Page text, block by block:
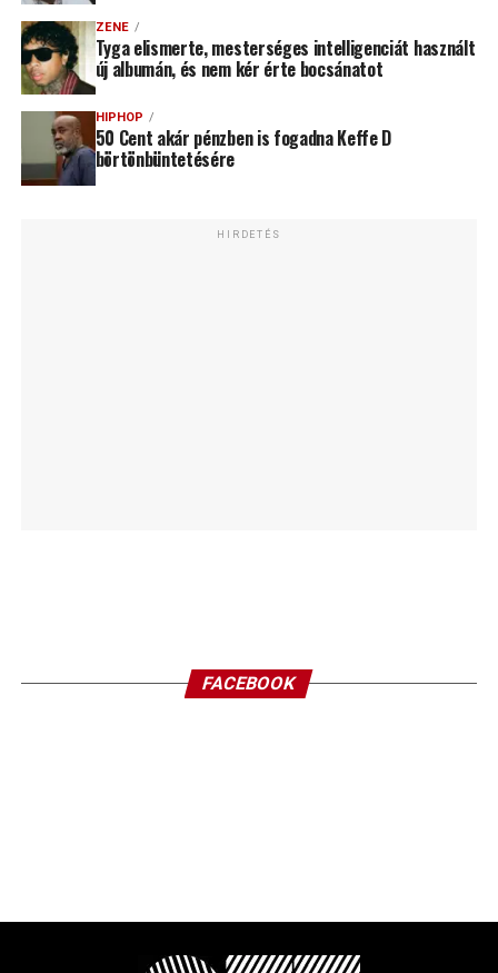
ZENE
Tyga elismerte, mesterséges intelligenciát használt
új albumán, és nem kér érte bocsánatot
HIPHOP
50 Cent akár pénzben is fogadna Keffe D
börtönbüntetésére
HIRDETÉS
FACEBOOK